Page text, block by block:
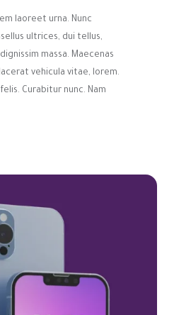
laoreet urna. Nunc
ultrices, dui tellus,
massa. Maecenas
vehicula vitae, lorem.
Curabitur nunc. Nam